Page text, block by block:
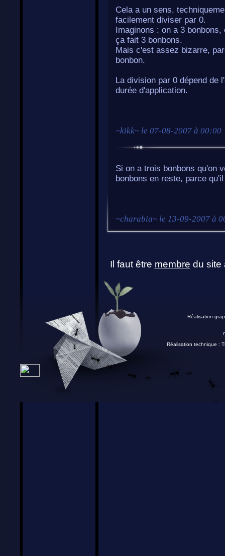
Cela a un sens,
facilement diviser par 0.
Imaginons : on a 3
ça fait 3 bonbons.
Mais c'est assez bizarre,
bonbon.
La division par 0 dépend de
durée d'application.
~kikk~ le 07-08-2007 à 00:00
Si on a trois bonbons qu'on
bonbons en reste, parce
~charabia~ le 13-09-2007 à
Il faut être membre du site
Réalisation
Réalisation technique :